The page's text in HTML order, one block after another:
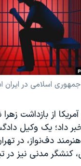
آمریکا ۲۰۲۴
به اسرائیل
دادخواهی
۹۸
اسلامی در ایران
از بازداشت
داد؛ یک وکیل
دف‌نواز، در
کنشگر مدنی نیز در